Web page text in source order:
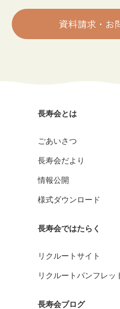
資料請求・お
長寿会とは
ごあいさつ
長寿会だより
情報公開
様式ダウンロード
長寿会ではたらく
リクルートサイト
リクルートパンフレッ
長寿会ブログ